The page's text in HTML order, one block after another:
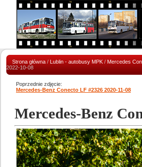
Strona główna / Lublin - autobusy MPK / Mercedes
2022-10-08
Poprzednie zdjęcie:
Mercedes-Benz Conecto LF #2326 2020-11-08
Mercedes-Benz